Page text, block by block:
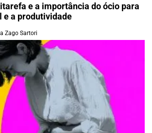
e a importância do ócio para
e a produtividade
Zago Sartori